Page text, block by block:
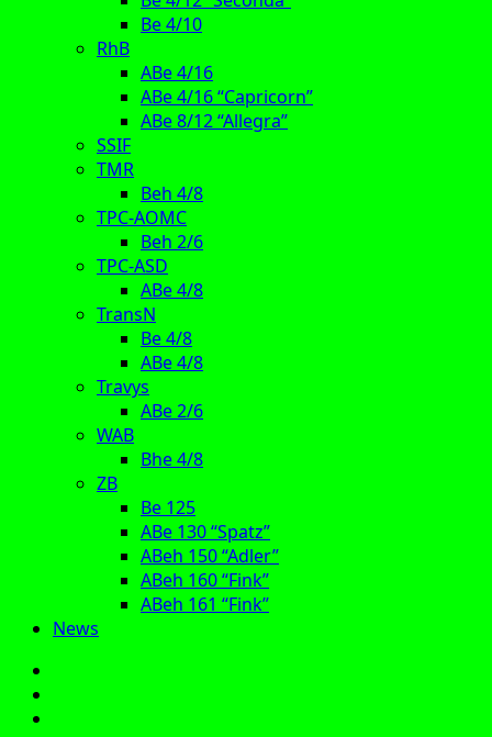
Be 4/10
RhB
ABe 4/16
ABe 4/16 “Capricorn”
ABe 8/12 “Allegra”
SSIF
TMR
Beh 4/8
TPC-AOMC
Beh 2/6
TPC-ASD
ABe 4/8
TransN
Be 4/8
ABe 4/8
Travys
ABe 2/6
WAB
Bhe 4/8
ZB
Be 125
ABe 130 “Spatz”
ABeh 150 “Adler”
ABeh 160 “Fink”
ABeh 161 “Fink”
News